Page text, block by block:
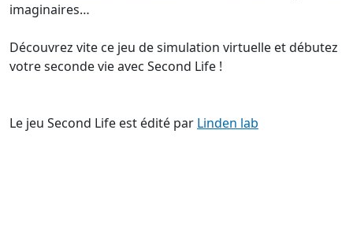
imaginaires…
Découvrez vite ce jeu de simulation virtuelle et débutez
votre seconde vie avec Second Life !
Le jeu Second Life est édité par Linden lab